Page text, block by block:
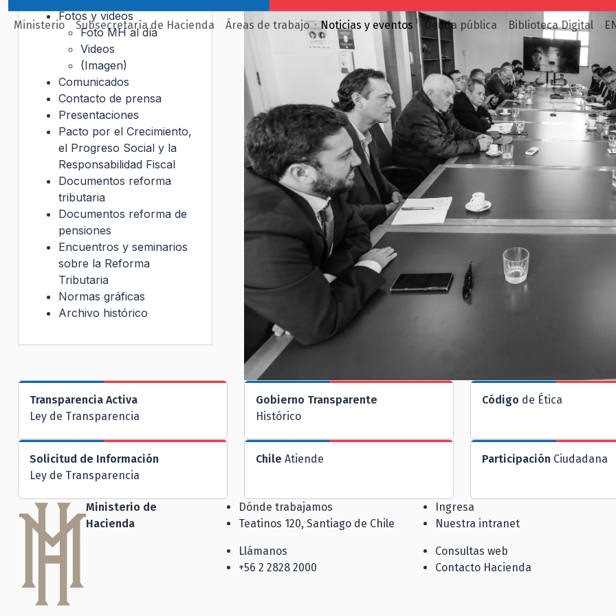
Ministerio Subsecretaría de Hacienda Áreas de trabajo Noticias y eventos Deuda pública Biblioteca Digital
Fotos y videos
Foto MH al día
Videos
(Imagen)
Comunicados
Contacto de prensa
Presentaciones
Pacto por el Crecimiento,
el Progreso Social y la
Responsabilidad Fiscal
Documentos reforma
tributaria
Documentos reforma de
pensiones
Encuentros y seminarios
sobre la Reforma
Tributaria
Normas gráficas
Archivo histórico
Transparencia Activa
Ley de Transparencia
Gobierno Transparente
Histórico
Código de Ética
Solicitud de Información
Ley de Transparencia
Chile Atiende Participación Ciudadana
Ministerio de
Hacienda
Dónde trabajamos
Teatinos 120, Santiago de Chile
Llámanos
+56 2 2828 2000
Ingresa
Nuestra intranet
Consultas web
Contacto Hacienda